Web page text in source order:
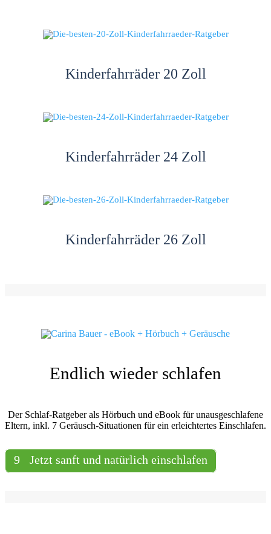
Kinderfahrräder 20 Zoll
Kinderfahrräder 24 Zoll
Kinderfahrräder 26 Zoll
Endlich wieder schlafen
Der Schlaf-Ratgeber als Hörbuch und eBook für unausgeschlafene
Eltern, inkl. 7 Geräusch-Situationen für ein erleichtertes Einschlafen.
Jetzt sanft und natürlich einschlafen